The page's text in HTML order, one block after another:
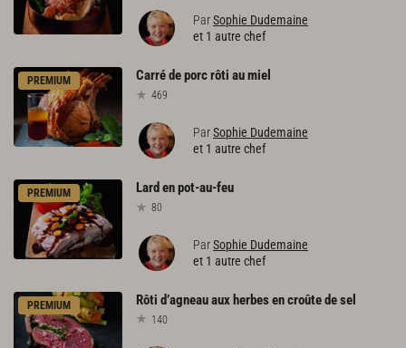
ParSophie Dudemaine
et 1 autre chef
PREMIUM Carrédeporcrôti aumiel
469
ParSophie Dudemaine
et 1 autre chef
PREMIUM Lard enpot-au-feu
80
ParSophie Dudemaine
et 1 autre chef
PREMIUM Rôti d’agneauaux herbesencroûtedesel
140